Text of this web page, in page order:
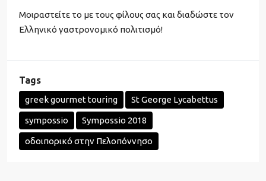
Μοιραστείτε το με τους φίλους σας και διαδώστε τον
Ελληνικό γαστρονομικό πολιτισμό!
Tags
greek gourmet touring St George Lycabettus
sympossio Sympossio 2018
οδοιπορικό στην Πελοπόννησο